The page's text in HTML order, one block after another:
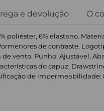
e devolução O
poliéster, 6% elastano.
de contraste,
vento. Punho: Ajustável,
do capuz:
de impermeabilidade: